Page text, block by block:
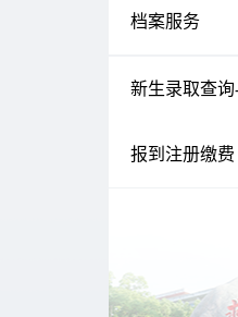
档案服务
新生录取查
报到注册缴费